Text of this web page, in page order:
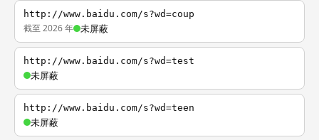
http://www.baidu.com/s?wd=coup
截至 2026 年 未屏蔽
http://www.baidu.com/s?wd=test
未屏蔽
http://www.baidu.com/s?wd=teen
未屏蔽